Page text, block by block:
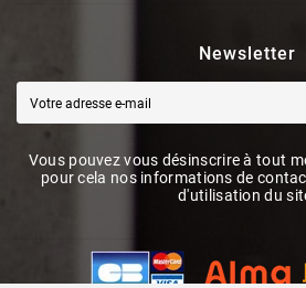
Newsletter
Vous pouvez vous désinscrire à tout
pour cela nos informations de
d'utilisation du